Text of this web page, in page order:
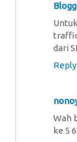
dari
Reply
Wah
ke 5